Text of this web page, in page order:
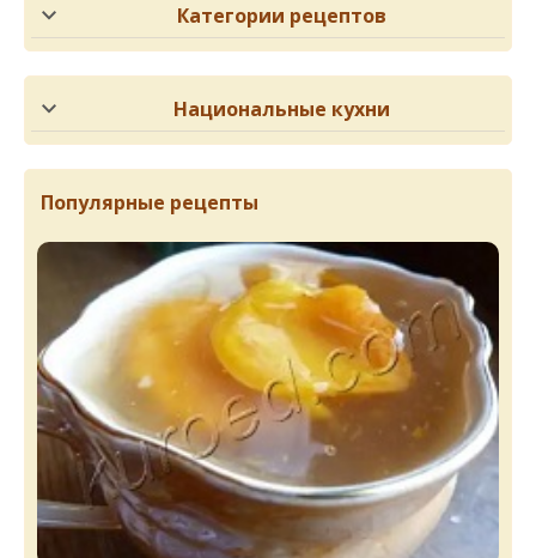
Категории рецептов
Национальные кухни
Популярные рецепты